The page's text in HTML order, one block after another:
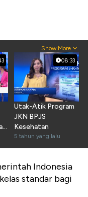
Show More
08:33
Utak-Atik Program
JKN BPJS
Kesehatan
5 tahun yang lalu
Indonesia
standar bagi